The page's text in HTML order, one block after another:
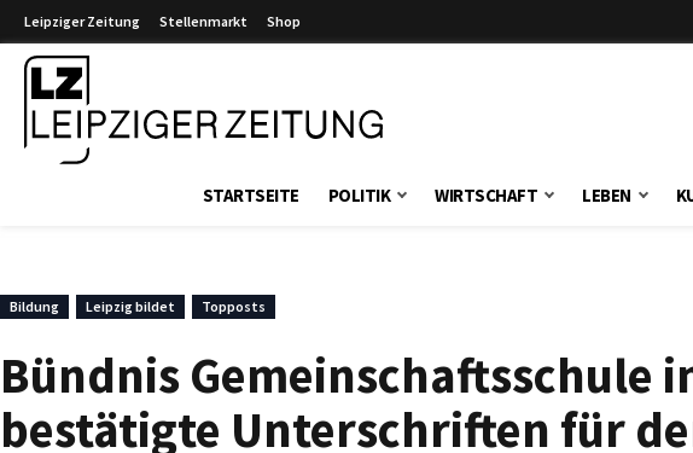
Leipziger Zeitung Stellenmarkt Shop
STARTSEITE POLITIK WIRTSCHAFT LEBEN
Bildung Leipzig bildet Topposts
Bündnis Gemeinschaftsschule
bestätigte Unterschriften für